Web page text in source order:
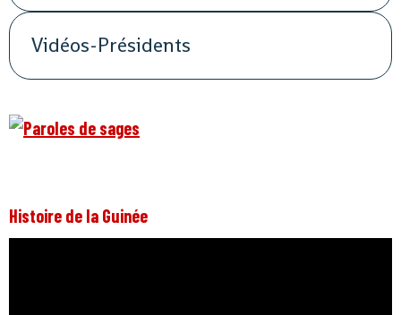
Vidéos-Présidents
Histoire de la Guinée